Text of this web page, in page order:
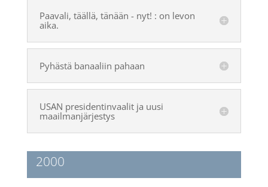
Paavali, täällä, tänään - nyt! : on levon
aika.
Pyhästä banaaliin pahaan
USAN presidentinvaalit ja uusi
maailmanjärjestys
2000